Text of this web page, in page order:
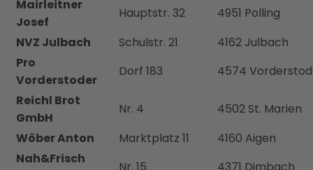
Mairleitner
Josef
Hauptstr. 32
4951 Polling
NVZ Julbach
Schulstr. 21
4162 Julbach
Pro
Vorderstoder
Dorf 183
4574
Reichl Brot
GmbH
Nr. 4
4502 St. Marien
Wöber Anton
Marktplatz 11
4160 Aigen
Nah&Frisch